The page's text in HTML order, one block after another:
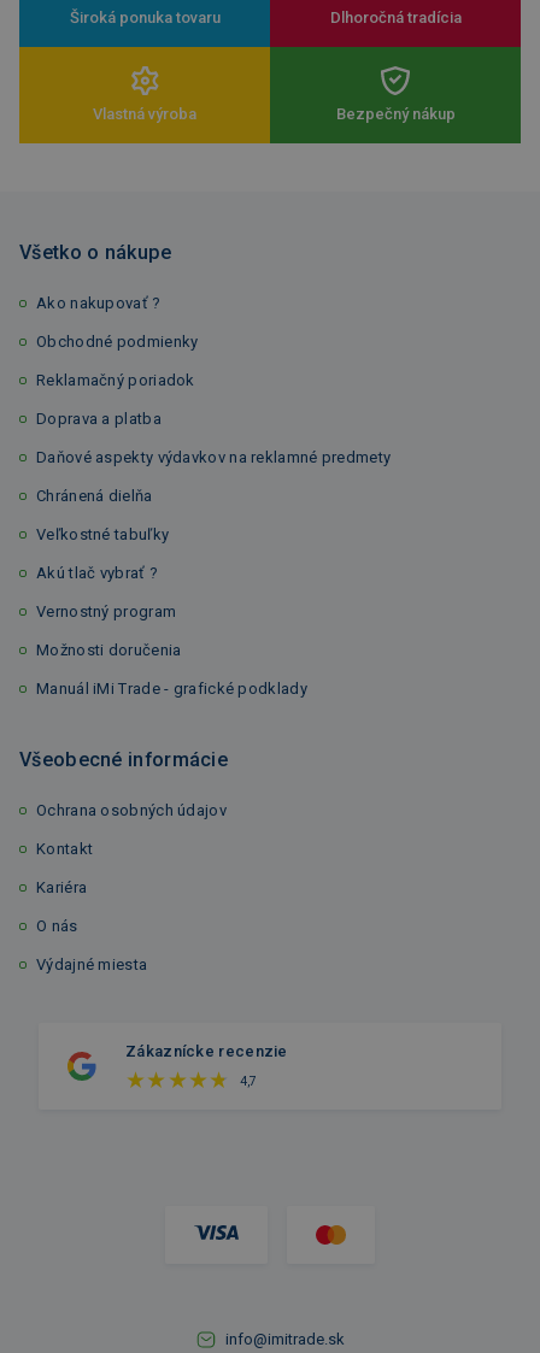
Široká ponuka tovaru Dlhoročná tradícia
Vlastná výroba Bezpečný nákup
Všetko o nákupe
Ako nakupovať ?
Obchodné podmienky
Reklamačný poriadok
Doprava a platba
Daňové aspekty výdavkov na reklamné predmety
Chránená dielňa
Veľkostné tabuľky
Akú tlač vybrať ?
Vernostný program
Možnosti doručenia
Manuál iMi Trade - grafické podklady
Všeobecné informácie
Ochrana osobných údajov
Kontakt
Kariéra
O nás
Výdajné miesta
Zákaznícke recenzie
4,7
info@imitrade.sk